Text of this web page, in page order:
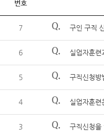
번호
7 Q. 구인 구직
6 Q. 실업자훈련
5 Q. 구직신청방
4 Q. 실업자훈련
3 Q. 구직신청을